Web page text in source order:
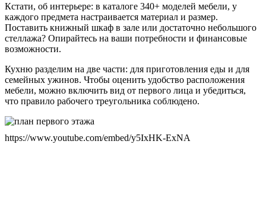
Кстати, об интерьере: в каталоге 340+ моделей мебели, у
каждого предмета настраивается материал и размер.
Поставить книжный шкаф в зале или достаточно небольшого
стеллажа? Опирайтесь на ваши потребности и финансовые
возможности.
Кухню разделим на две части: для приготовления еды и для
семейных ужинов. Чтобы оценить удобство расположения
мебели, можно включить вид от первого лица и убедиться,
что правило рабочего треугольника соблюдено.
https://www.youtube.com/embed/y5IxHK-ExNA